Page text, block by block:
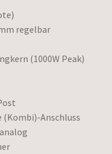
regelbar
(1000W Peak)
(Kombi)-Anschluss